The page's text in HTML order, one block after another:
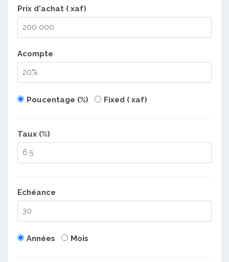
Prix d'achat ( xaf)
Acompte
Poucentage (%) Fixed ( xaf)
Taux (%)
Echéance
Années Mois